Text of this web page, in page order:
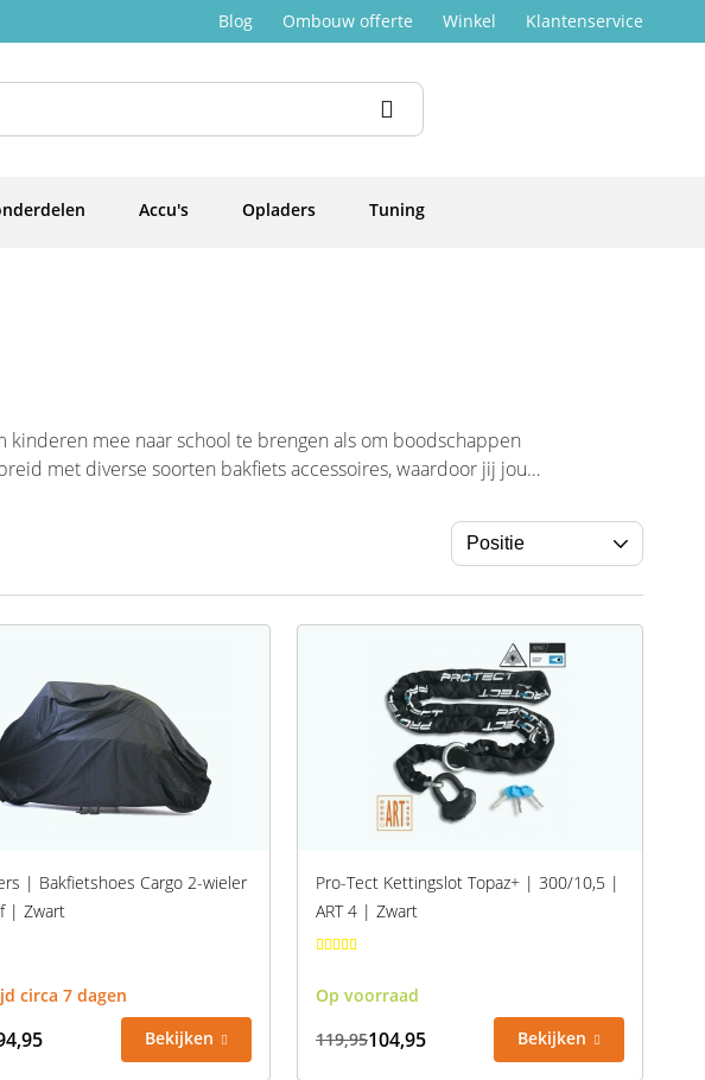
Blog Ombouw offerte Winkel Klantenservice
Accu's Opladers Tuning
mee naar school te brengen als om boodschappen
met diverse soorten bakfiets accessoires, waardoor jij jouw
| Bakfietshoes Cargo 2-wieler
| Zwart
circa 7 dagen
Bekijken
Pro-Tect Kettingslot Topaz+ | 300/10,5 |
ART 4 | Zwart
Op voorraad
119,95104,95 Bekijken